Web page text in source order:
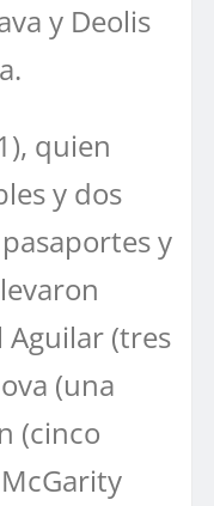
y Deolis
quien
y dos
y
Aguilar (tres
(una
(cinco